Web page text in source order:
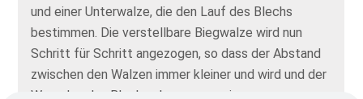
und einer Unterwalze, die den Lauf des Blechs
bestimmen. Die verstellbare Biegwalze wird nun
Schritt für Schritt angezogen, so dass der Abstand
zwischen den Walzen immer kleiner und wird und der
Weg, den das Blech nehmen muss, immer enger.